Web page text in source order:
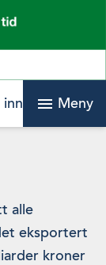
inn menu Meny
alle
eksportert
kroner